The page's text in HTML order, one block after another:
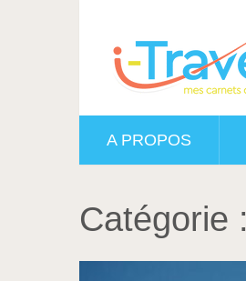
A PROPOS
Catégorie :